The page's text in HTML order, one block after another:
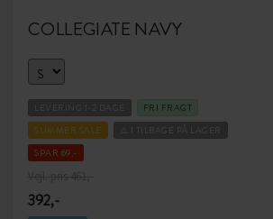
COLLEGIATE NAVY
LEVERING 1-2 DAGE
FRI FRAGT
SUMMER SALE
⚠️ 1 TILBAGE PÅ LAGER
SPAR 69,-
392,-